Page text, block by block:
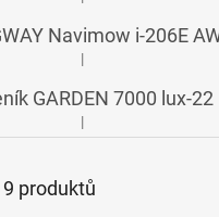
produktu je 5 z 5 hvězdiček.
|
GARDEN 7000 lux-22
produktu je 5 z 5 hvězdiček.
|
9 produktů